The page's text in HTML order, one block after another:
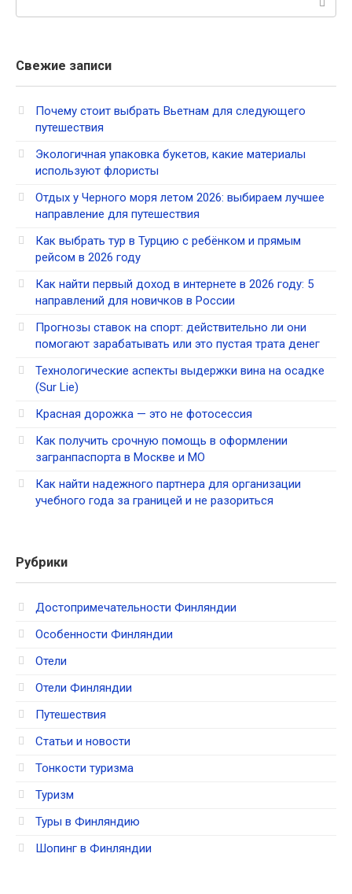
Свежие записи
Почему стоит выбрать Вьетнам для следующего
путешествия
Экологичная упаковка букетов, какие материалы
используют флористы
Отдых у Черного моря летом 2026: выбираем лучшее
направление для путешествия
Как выбрать тур в Турцию с ребёнком и прямым
рейсом в 2026 году
Как найти первый доход в интернете в 2026 году: 5
направлений для новичков в России
Прогнозы ставок на спорт: действительно ли они
помогают зарабатывать или это пустая трата денег
Технологические аспекты выдержки вина на осадке
(Sur Lie)
Красная дорожка — это не фотосессия
Как получить срочную помощь в оформлении
загранпаспорта в Москве и МО
Как найти надежного партнера для организации
учебного года за границей и не разориться
Рубрики
Достопримечательности Финляндии
Особенности Финляндии
Отели
Отели Финляндии
Путешествия
Статьи и новости
Тонкости туризма
Туризм
Туры в Финляндию
Шопинг в Финляндии